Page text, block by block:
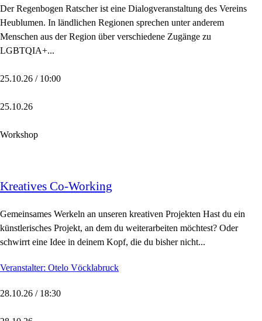
Der Regenbogen Ratscher ist eine Dialogveranstaltung des Vereins
Heublumen. In ländlichen Regionen sprechen unter anderem
Menschen aus der Region über verschiedene Zugänge zu
LGBTQIA+...
25.10.26 / 10:00
25.10.26
Workshop
Kreatives Co-Working
Gemeinsames Werkeln an unseren kreativen Projekten Hast du ein
künstlerisches Projekt, an dem du weiterarbeiten möchtest? Oder
schwirrt eine Idee in deinem Kopf, die du bisher nicht...
Veranstalter: Otelo Vöcklabruck
28.10.26 / 18:30